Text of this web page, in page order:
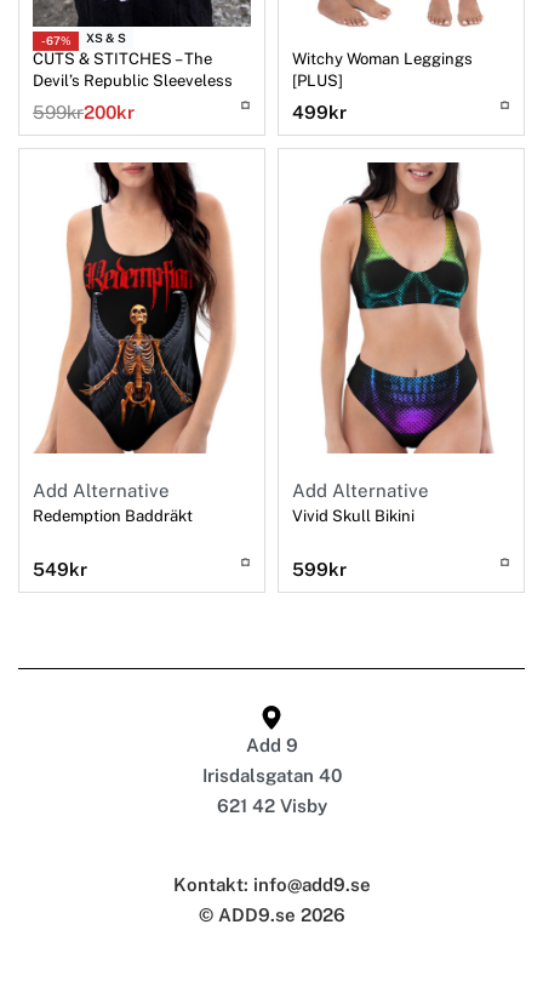
-67% XS & S
CUTS & STITCHES – The
Devil’s Republic Sleeveless
Hoodie
599kr200kr
Witchy Woman Leggings
[PLUS]
499kr
Add Alternative
Redemption Baddräkt
549kr
Add Alternative
Vivid Skull Bikini
599kr
Add 9
Irisdalsgatan 40
621 42 Visby
Kontakt: info@add9.se
© ADD9.se 2026